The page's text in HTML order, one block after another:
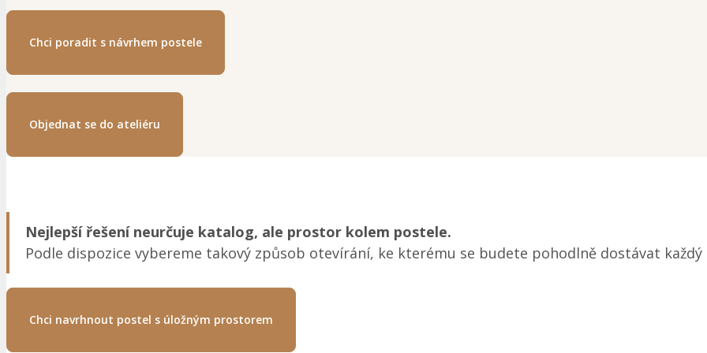
Chci poradit s návrhem postele
Objednat se do ateliéru
Nejlepší řešení neurčuje katalog, ale prostor kolem postele.
Podle dispozice vybereme takový způsob otevírání, ke kterému se budete pohodlně dostávat každý
Chci navrhnout postel s úložným prostorem